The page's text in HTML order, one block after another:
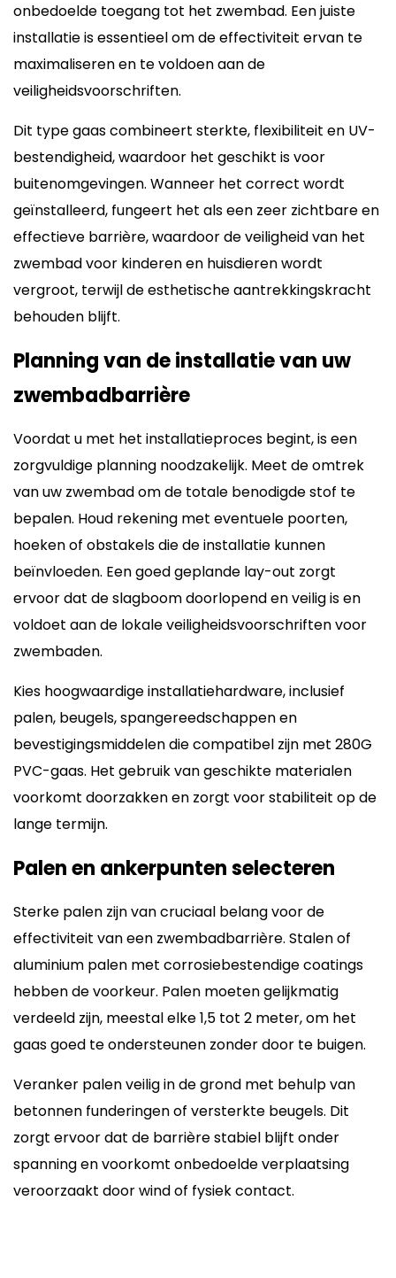
onbedoelde toegang tot het zwembad. Een juiste
installatie is essentieel om de effectiviteit ervan te
maximaliseren en te voldoen aan de
veiligheidsvoorschriften.
Dit type gaas combineert sterkte, flexibiliteit en UV-
bestendigheid, waardoor het geschikt is voor
buitenomgevingen. Wanneer het correct wordt
geïnstalleerd, fungeert het als een zeer zichtbare en
effectieve barrière, waardoor de veiligheid van het
zwembad voor kinderen en huisdieren wordt
vergroot, terwijl de esthetische aantrekkingskracht
behouden blijft.
Planning van de installatie van uw
zwembadbarrière
Voordat u met het installatieproces begint, is een
zorgvuldige planning noodzakelijk. Meet de omtrek
van uw zwembad om de totale benodigde stof te
bepalen. Houd rekening met eventuele poorten,
hoeken of obstakels die de installatie kunnen
beïnvloeden. Een goed geplande lay-out zorgt
ervoor dat de slagboom doorlopend en veilig is en
voldoet aan de lokale veiligheidsvoorschriften voor
zwembaden.
Kies hoogwaardige installatiehardware, inclusief
palen, beugels, spangereedschappen en
bevestigingsmiddelen die compatibel zijn met 280G
PVC-gaas. Het gebruik van geschikte materialen
voorkomt doorzakken en zorgt voor stabiliteit op de
lange termijn.
Palen en ankerpunten selecteren
Sterke palen zijn van cruciaal belang voor de
effectiviteit van een zwembadbarrière. Stalen of
aluminium palen met corrosiebestendige coatings
hebben de voorkeur. Palen moeten gelijkmatig
verdeeld zijn, meestal elke 1,5 tot 2 meter, om het
gaas goed te ondersteunen zonder door te buigen.
Veranker palen veilig in de grond met behulp van
betonnen funderingen of versterkte beugels. Dit
zorgt ervoor dat de barrière stabiel blijft onder
spanning en voorkomt onbedoelde verplaatsing
veroorzaakt door wind of fysiek contact.